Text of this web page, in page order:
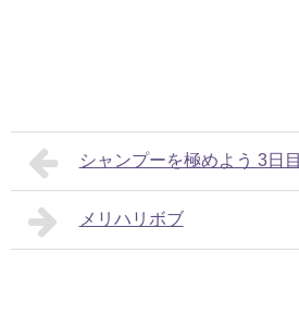
シャンプーを極めよう 3日目
メリハリボブ